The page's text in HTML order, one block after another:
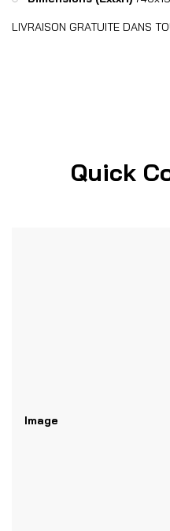
LIVRAISON GRATUITE DANS
Quick
Image